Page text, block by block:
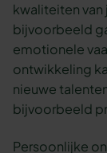
kwaliteiten van
bijvoorbeeld
emotionele
ontwikkeling
nieuwe
bijvoorbeeld
Persoonlijke